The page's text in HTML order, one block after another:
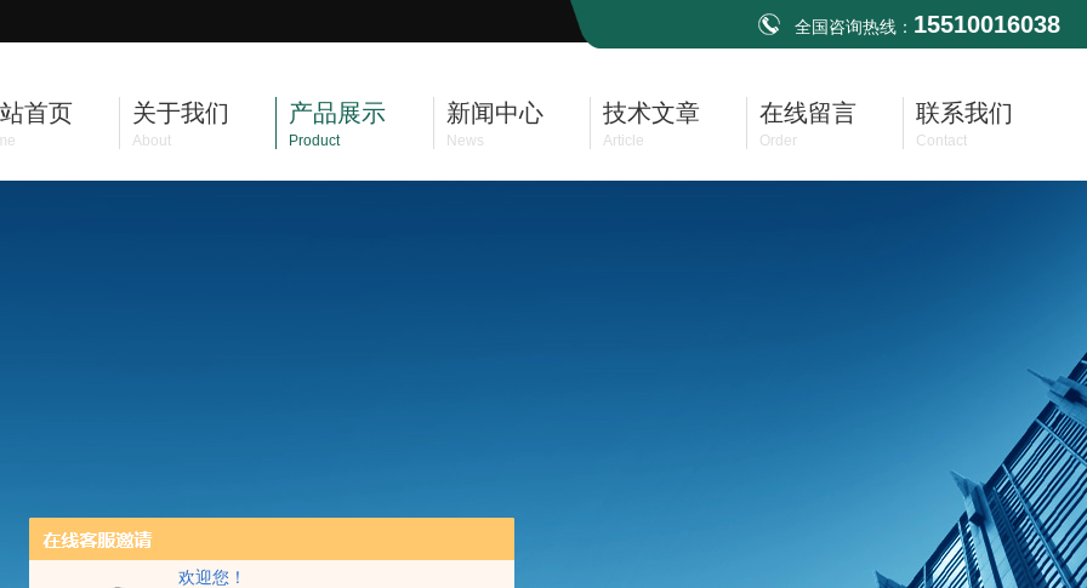
欢迎您！
全国咨询热线： 15510016038
首页 关于我们
About
产品展示
Product
新闻中心
News
技术文章
Article
在线留言
Order
联系我们
Contact